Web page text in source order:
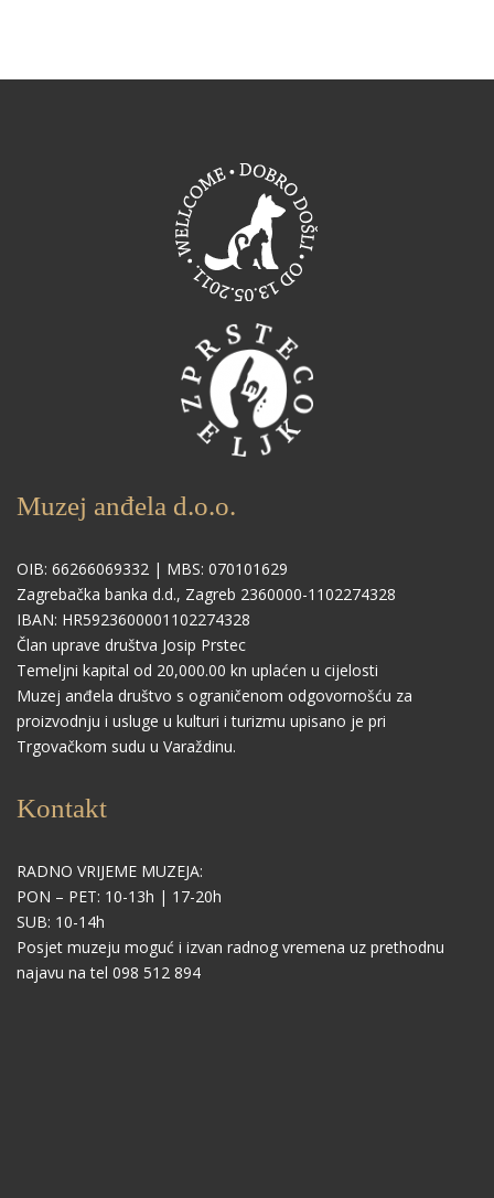
Muzej anđela d.o.o.
OIB: 66266069332 | MBS: 070101629
Zagrebačka banka d.d., Zagreb 2360000-1102274328
IBAN: HR5923600001102274328
Član uprave društva Josip Prstec
Temeljni kapital od 20,000.00 kn uplaćen u cijelosti
Muzej anđela društvo s ograničenom odgovornošću za
proizvodnju i usluge u kulturi i turizmu upisano je pri
Trgovačkom sudu u Varaždinu.
Kontakt
RADNO VRIJEME MUZEJA:
PON – PET: 10-13h | 17-20h
SUB: 10-14h
Posjet muzeju moguć i izvan radnog vremena uz prethodnu
najavu na tel 098 512 894